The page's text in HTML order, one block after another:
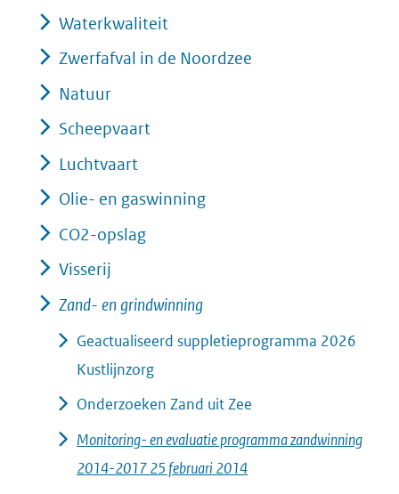
Waterkwaliteit
Zwerfafval in de Noordzee
Natuur
Scheepvaart
Luchtvaart
Olie- en gaswinning
CO2-opslag
Visserij
Zand- en grindwinning
Geactualiseerd suppletieprogramma 2026
Kustlijnzorg
Onderzoeken Zand uit Zee
Monitoring- en evaluatie programma zandwinning
2014-2017 25 februari 2014